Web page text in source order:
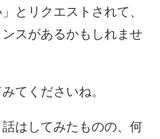
とリクエストされて、
スがあるかもしれませ
てくださいね。
はしてみたものの、何